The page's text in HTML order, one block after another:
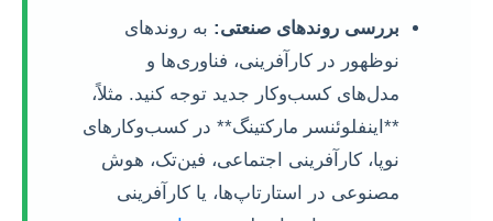
بررسی روندهای صنعتی: به روندهای
نوظهور در کارآفرینی، فناوری‌ها و
مدل‌های کسب‌وکار جدید توجه کنید. مثلاً،
**اینفلوئنسر مارکتینگ** در کسب‌وکارهای
نوپا، کارآفرینی اجتماعی، فین‌تک، هوش
مصنوعی در استارتاپ‌ها، یا کارآفرینی